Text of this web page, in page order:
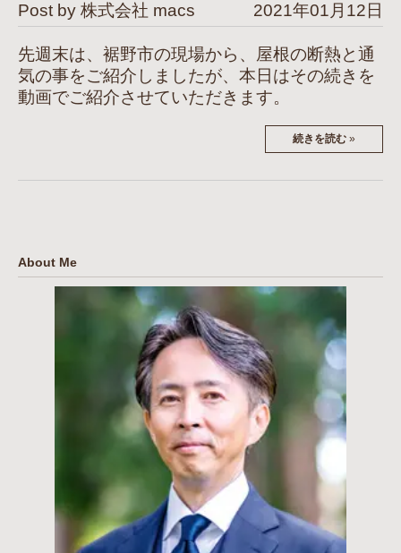
Post by 株式会社 macs 2021年01月12日
先週末は、裾野市の現場から、屋根の断熱と通
気の事をご紹介しましたが、本日はその続きを
動画でご紹介させていただきます。
続きを読む »
About Me